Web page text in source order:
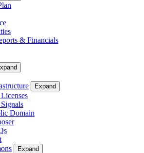
& Financials
Expand
Domain
Expand